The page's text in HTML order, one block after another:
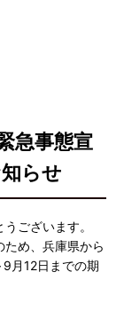
急事態宣
らせ
ございます。
め、兵庫県から
月12日までの期